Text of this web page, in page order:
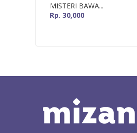
MISTERI BAWA...
Rp. 30,000